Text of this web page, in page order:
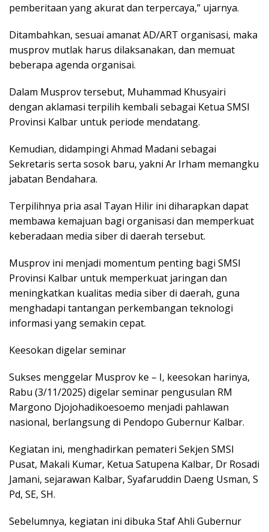
pemberitaan yang akurat dan terpercaya,” ujarnya.
Ditambahkan, sesuai amanat AD/ART organisasi, maka
musprov mutlak harus dilaksanakan, dan memuat
beberapa agenda organisai.
Dalam Musprov tersebut, Muhammad Khusyairi
dengan aklamasi terpilih kembali sebagai Ketua SMSI
Provinsi Kalbar untuk periode mendatang.
Kemudian, didampingi Ahmad Madani sebagai
Sekretaris serta sosok baru, yakni Ar Irham memangku
jabatan Bendahara.
Terpilihnya pria asal Tayan Hilir ini diharapkan dapat
membawa kemajuan bagi organisasi dan memperkuat
keberadaan media siber di daerah tersebut.
Musprov ini menjadi momentum penting bagi SMSI
Provinsi Kalbar untuk memperkuat jaringan dan
meningkatkan kualitas media siber di daerah, guna
menghadapi tantangan perkembangan teknologi
informasi yang semakin cepat.
Keesokan digelar seminar
Sukses menggelar Musprov ke – I, keesokan harinya,
Rabu (3/11/2025) digelar seminar pengusulan RM
Margono Djojohadikoesoemo menjadi pahlawan
nasional, berlangsung di Pendopo Gubernur Kalbar.
Kegiatan ini, menghadirkan pemateri Sekjen SMSI
Pusat, Makali Kumar, Ketua Satupena Kalbar, Dr Rosadi
Jamani, sejarawan Kalbar, Syafaruddin Daeng Usman, S
Pd, SE, SH.
Sebelumnya, kegiatan ini dibuka Staf Ahli Gubernur